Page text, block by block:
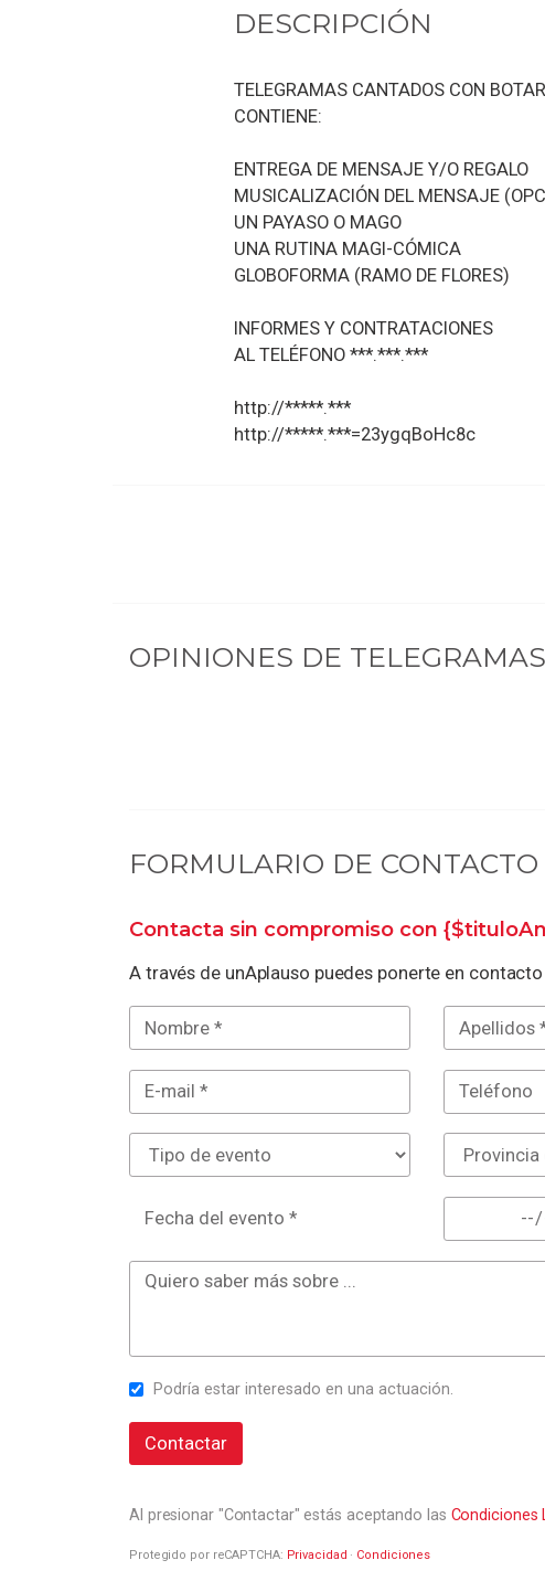
DESCRIPCIÓN
TELEGRAMAS CANTADOS CON
CONTIENE:
ENTREGA DE MENSAJE Y/O REGALO
MUSICALIZACIÓN DEL MENSAJE
UN PAYASO O MAGO
UNA RUTINA MAGI-CÓMICA
GLOBOFORMA (RAMO DE FLORES)
INFORMES Y CONTRATACIONES
AL TELÉFONO ***.***.***
http://*****.***
http://*****.***=23ygqBoHc8c
OPINIONES DE
FORMULARIO DE CONTACTO
Contacta sin compromiso con
A través de unAplauso puedes ponerte en
Fecha del evento *
Podría estar interesado en una actuación.
Contactar
Al presionar "Contactar" estás aceptando las Condiciones
Protegido por reCAPTCHA: Privacidad · Condiciones